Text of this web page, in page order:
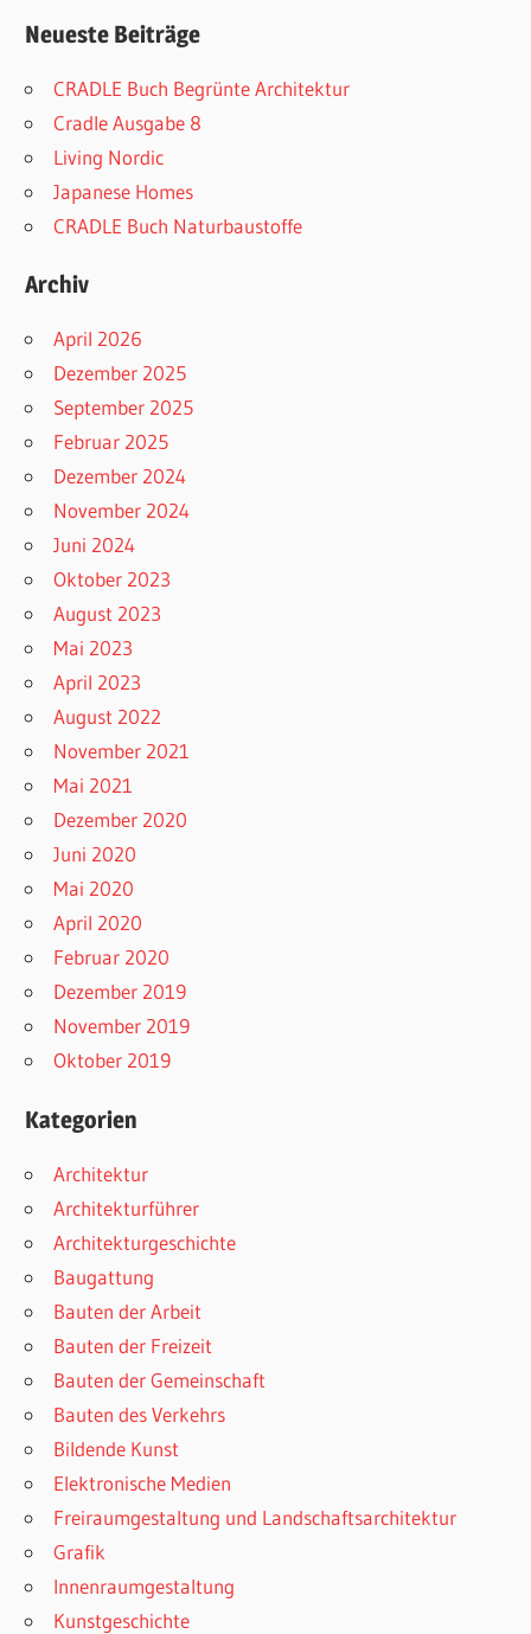
Neueste Beiträge
CRADLE Buch Begrünte Architektur
Cradle Ausgabe 8
Living Nordic
Japanese Homes
CRADLE Buch Naturbaustoffe
Archiv
April 2026
Dezember 2025
September 2025
Februar 2025
Dezember 2024
November 2024
Juni 2024
Oktober 2023
August 2023
Mai 2023
April 2023
August 2022
November 2021
Mai 2021
Dezember 2020
Juni 2020
Mai 2020
April 2020
Februar 2020
Dezember 2019
November 2019
Oktober 2019
Kategorien
Architektur
Architekturführer
Architekturgeschichte
Baugattung
Bauten der Arbeit
Bauten der Freizeit
Bauten der Gemeinschaft
Bauten des Verkehrs
Bildende Kunst
Elektronische Medien
Freiraumgestaltung und Landschaftsarchitektur
Grafik
Innenraumgestaltung
Kunstgeschichte